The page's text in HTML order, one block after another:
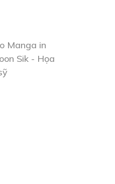
Manga in
Sik - Họa